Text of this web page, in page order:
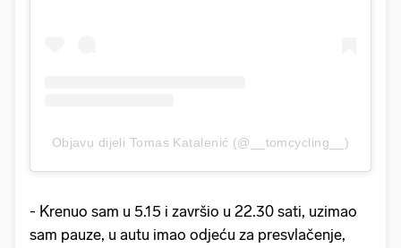
Objavu dijeli Tomas Katalenić (@__tomcycling__)
- Krenuo sam u 5.15 i završio u 22.30 sati, uzimao
sam pauze, u autu imao odjeću za presvlačenje,